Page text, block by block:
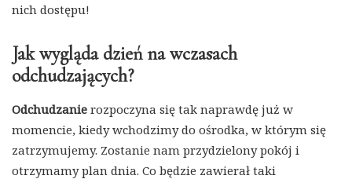
nich dostępu!
Jak wygląda dzień na wczasach
odchudzających?
Odchudzanie rozpoczyna się tak naprawdę już w
momencie, kiedy wchodzimy do ośrodka, w którym się
zatrzymujemy. Zostanie nam przydzielony pokój i
otrzymamy plan dnia. Co będzie zawierał taki